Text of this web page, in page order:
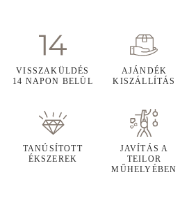
VISSZAKÜLDÉS
14 NAPON BELÜL
AJÁNDÉK
KISZÁLLÍTÁS
TANÚSÍTOTT
ÉKSZEREK
JAVÍTÁS A
TEILOR
MŰHELYÉBEN